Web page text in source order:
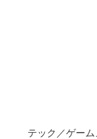
テック／ゲー